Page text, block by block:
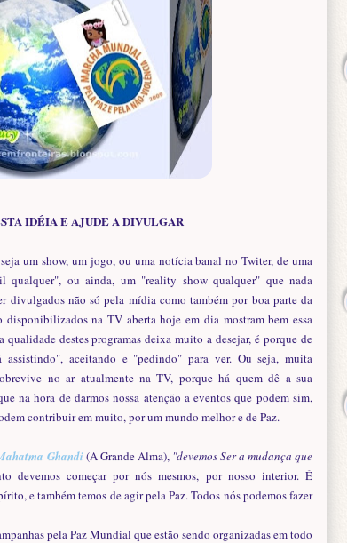
IDÉIA E AJUDE A DIVULGAR
um show, um jogo, ou uma notícia banal no Twiter, de uma
qualquer", ou ainda, um "reality show qualquer" que nada
divulgados não só pela mídia como também por boa parte da
disponibilizados na TV aberta hoje em dia mostram bem essa
destes programas deixa muito a desejar, é porque de
aceitando e "pedindo" para ver. Ou seja, muita
no ar atualmente na TV, porque há quem dê a sua
na hora de darmos nossa atenção a eventos que podem sim,
contribuir em muito, por um mundo melhor e de Paz.
Ghandi(A Grande Alma), "devemos Ser a mudança que
devemos começar por nós mesmos, por nosso interior. É
e também temos de agir pela Paz. Todos nós podemos fazer
pela Paz Mundial que estão sendo organizadas em todo